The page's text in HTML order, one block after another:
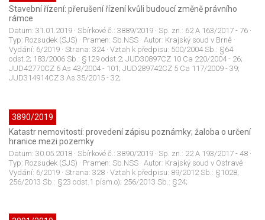
Stavební řízení: přerušení řízení kvůli budoucí změně právního
rámce
Datum: 31.01.2019 · Sbírkové č.: 3889/2019 · Sp. zn.: 62 A 163/2017 - 76 ·
Typ: Rozsudek (SJS) · Pramen: Sb.NSS · Autor: Krajský soud v Brně ·
Vydání: 6/2019 · Strana: 324· Vztah k předpisu: 500/2004 Sb.: §64
odst.2; 183/2006 Sb.: §129 odst.2; JUD30897CZ 10 Ca 220/2004 - 26;
JUD42770CZ 6 As 43/2004 - 101; JUD289742CZ 5 Ca 117/2009 - 39;
JUD314914CZ 3 As 35/2015 - 32;
3890/2019
Katastr nemovitostí: provedení zápisu poznámky; žaloba o určení
hranice mezi pozemky
Datum: 30.05.2018 · Sbírkové č.: 3890/2019 · Sp. zn.: 22 A 193/2017 - 48 ·
Typ: Rozsudek (SJS) · Pramen: Sb.NSS · Autor: Krajský soud v Ostravě ·
Vydání: 6/2019 · Strana: 328 · Vztah k předpisu: 89/2012 Sb.: §1028;
256/2013 Sb.: §23 odst.1 písm.o); 256/2013 Sb.: §24;